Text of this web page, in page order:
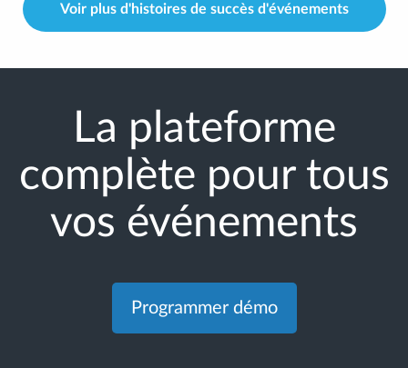
Voir plus d'histoires de succès d'événements
La plateforme
complète pour tous
vos événements
Programmer démo